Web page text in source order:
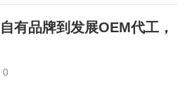
个策略举办着，但这几年开始，润道
发现峰会论坛的形式变了，主要是举
有品牌到发展OEM代工，
0